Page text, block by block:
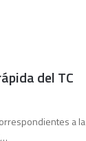
del TC
a la